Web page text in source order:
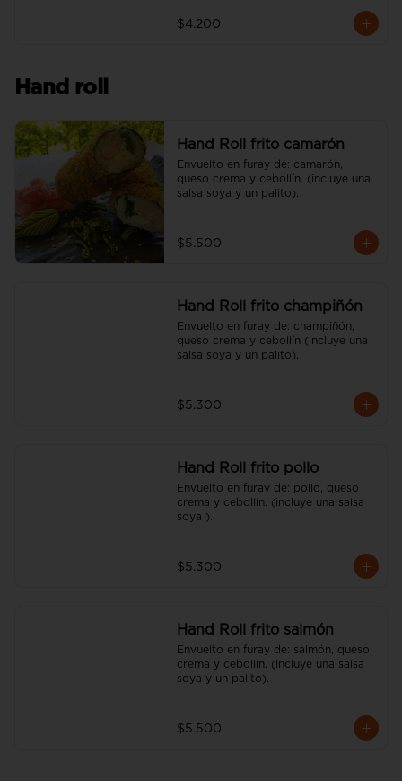
$4.200
Hand roll
Hand Roll frito camarón
Envuelto en furay de: camarón,
queso crema y cebollín. (incluye una
salsa soya y un palito).
$5.500
Hand Roll frito champiñón
Envuelto en furay de: champiñón,
queso crema y cebollín (incluye una
salsa soya y un palito).
$5.300
Hand Roll frito pollo
Envuelto en furay de: pollo, queso
crema y cebollín. (incluye una salsa
soya ).
$5.300
Hand Roll frito salmón
Envuelto en furay de: salmón, queso
crema y cebollín. (incluye una salsa
soya y un palito).
$5.500